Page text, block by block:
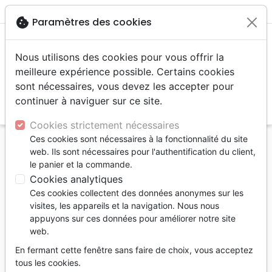
menu
Accueil Jeunesse CD Jeunesse
CD Jeunesse
Filtrer tune
Jeunesse
cookie Paramètres des cookies
Nous utilisons des cookies pour vous offrir la
meilleure expérience possible. Certains cookies
sont nécessaires, vous devez les accepter pour
continuer à naviguer sur ce site.
Cookies strictement nécessaires
Ces cookies sont nécessaires à la fonctionnalité du site
web. Ils sont nécessaires pour l'authentification du client,
le panier et la commande.
Cookies analytiques
Ces cookies collectent des données anonymes sur les
visites, les appareils et la navigation. Nous nous
appuyons sur ces données pour améliorer notre site
web.
En fermant cette fenêtre sans faire de choix, vous acceptez
tous les cookies.